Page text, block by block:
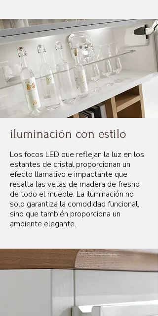
iluminación con estilo
Los focos LED que reflejan la luz en los
estantes de cristal proporcionan un
efecto llamativo e impactante que
resalta las vetas de madera de fresno
de todo el mueble. La iluminación no
solo garantiza la comodidad funcional,
sino que también proporciona un
ambiente elegante.